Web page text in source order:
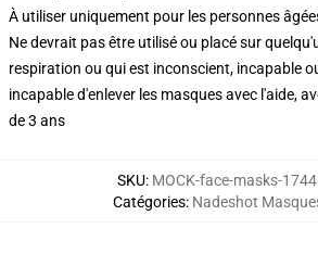
À utiliser uniquement pour les personnes
Ne devrait pas être utilisé ou placé sur
respiration ou qui est inconscient, incapable
incapable d'enlever les masques avec l'aide,
de 3 ans
SKU: MOCK-face-masks-
Catégories: Nadeshot